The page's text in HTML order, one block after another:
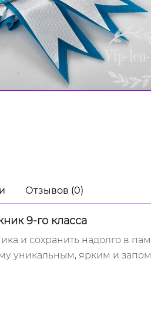
Отзывов (0)
9-го класса
и сохранить надолго в
уникальным, ярким и